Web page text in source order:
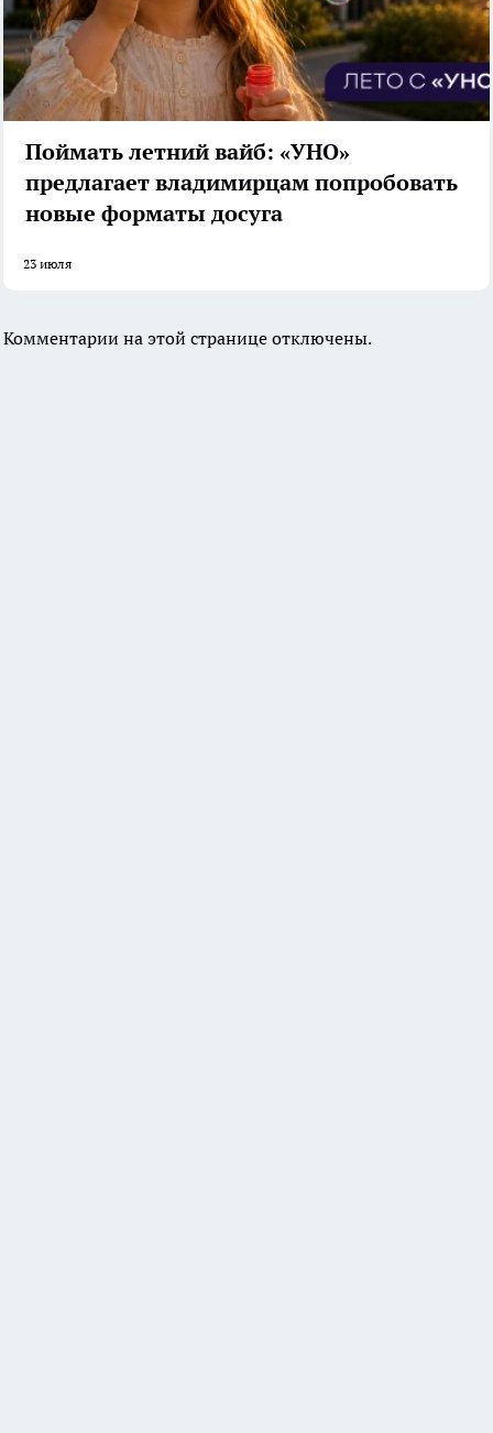
Поймать летний вайб: «УНО»
предлагает владимирцам попробовать
новые форматы досуга
23 июля
Комментарии на этой странице отключены.